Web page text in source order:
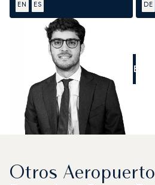
EN ES DE
Otros